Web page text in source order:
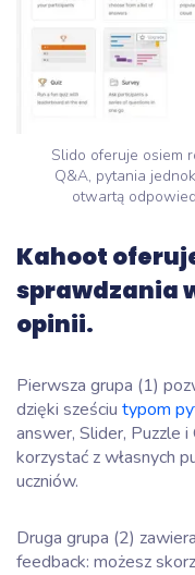
Slido oferuje osiem
Q&A, pytania
otwartą
Kahoot
sprawdzania
opinii.
Pierwsza grupa (1)
dzięki sześciu typom
answer, Slider, Puzzle
korzystać z własnych
uczniów.
Druga grupa (2)
feedback: możesz